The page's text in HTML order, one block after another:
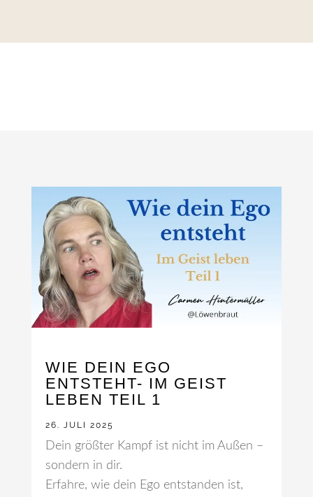
WIE DEIN EGO
ENTSTEHT- IM GEIST
LEBEN TEIL 1
26. JULI 2025
Dein größter Kampf ist nicht im Außen –
sondern in dir.
Erfahre, wie dein Ego entstanden ist,